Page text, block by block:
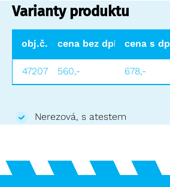
Varianty produktu
obj.č. cena bez dph cena s
47207 560,- 678,-
Nerezová, s atestem